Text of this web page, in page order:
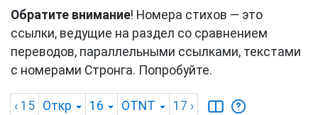
Обратите внимание! Номера стихов — это
ссылки, ведущие на раздел со сравнением
переводов, параллельными ссылками, текстами
с номерами Стронга. Попробуйте.
‹ 15 Откр 16 OTNT 17 ›